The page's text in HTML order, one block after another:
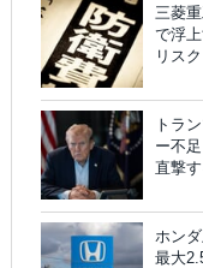
三菱
で浮
リス
トラ
ー不
直撃
ホン
最大